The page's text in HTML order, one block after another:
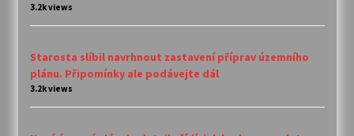
3.2k views
Starosta slíbil navrhnout zastavení příprav územního
plánu. Připomínky ale podávejte dál
3.2k views